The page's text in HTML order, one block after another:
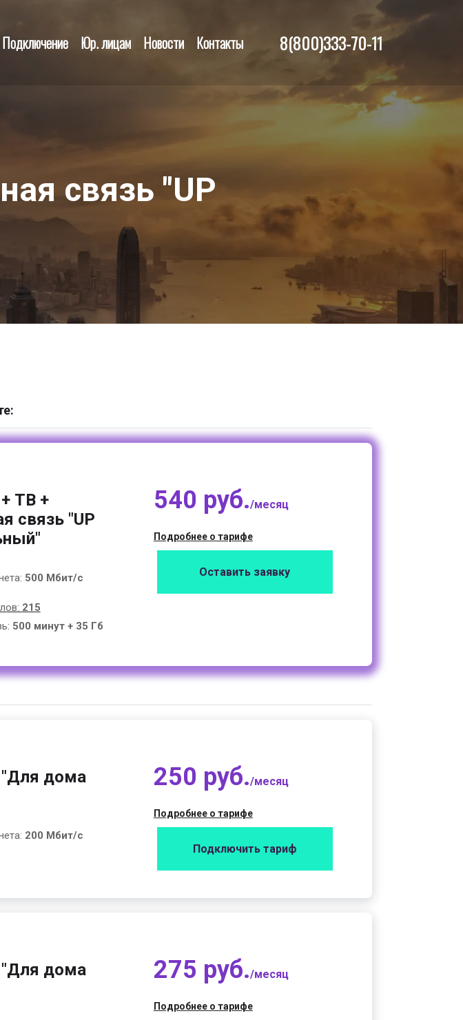
Подключение Юр. лицам Новости Контакты 8(800)333-70-11
связь "UP
ТВ +
связь "UP
500 Мбит/с
215
500 минут + 35 Гб
540 руб./месяц
Подробнее о тарифе
Оставить заявку
"Для дома
200 Мбит/с
250 руб./месяц
Подробнее о тарифе
Подключить тариф
"Для дома
275 руб./месяц
Подробнее о тарифе